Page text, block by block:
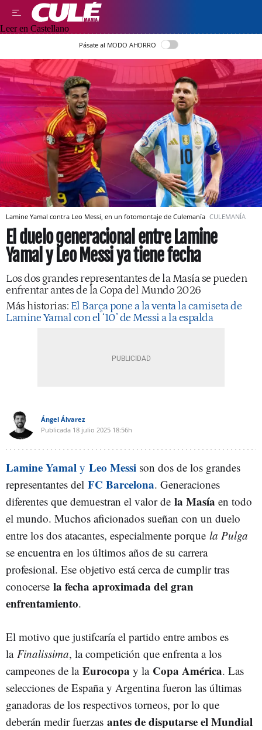
Leer en Castellano
Pásate al MODO AHORRO
Lamine Yamal contra Leo Messi, en un fotomontaje de Culemanía CULEMANÍA
El duelo generacional entre Lamine
Yamal y Leo Messi ya tiene fecha
Los dos grandes representantes de la Masía se pueden
enfrentar antes de la Copa del Mundo 2026
Más historias: El Barça pone a la venta la camiseta de
Lamine Yamal con el ‘10’ de Messi a la espalda
Ángel Álvarez
Publicada 18 julio 2025 18:56h
Lamine Yamal y Leo Messi son dos de los grandes
representantes del FC Barcelona. Generaciones
diferentes que demuestran el valor de la Masía en todo
el mundo. Muchos aficionados sueñan con un duelo
entre los dos atacantes, especialmente porque la Pulga
se encuentra en los últimos años de su carrera
profesional. Ese objetivo está cerca de cumplir tras
conocerse la fecha aproximada del gran
enfrentamiento.
El motivo que justifcaría el partido entre ambos es
la Finalissima, la competición que enfrenta a los
campeones de la Eurocopa y la Copa América. Las
selecciones de España y Argentina fueron las últimas
ganadoras de los respectivos torneos, por lo que
deberán medir fuerzas antes de disputarse el Mundial